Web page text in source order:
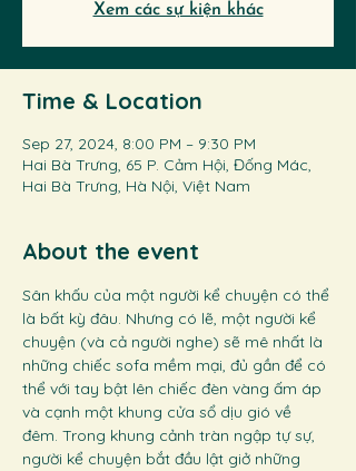
Xem các sự kiện khác
Time & Location
Sep 27, 2024, 8:00 PM – 9:30 PM
Hai Bà Trưng, 65 P. Cảm Hội, Đống Mác,
Hai Bà Trưng, Hà Nội, Việt Nam
About the event
Sân khấu của một người kể chuyện có thể
là bất kỳ đâu. Nhưng có lẽ, một người kể
chuyện (và cả người nghe) sẽ mê nhất là
những chiếc sofa mềm mại, đủ gần để có
thể với tay bật lên chiếc đèn vàng ấm áp
và cạnh một khung cửa sổ dịu gió về
đêm. Trong khung cảnh tràn ngập tự sự,
người kể chuyện bắt đầu lật giở những